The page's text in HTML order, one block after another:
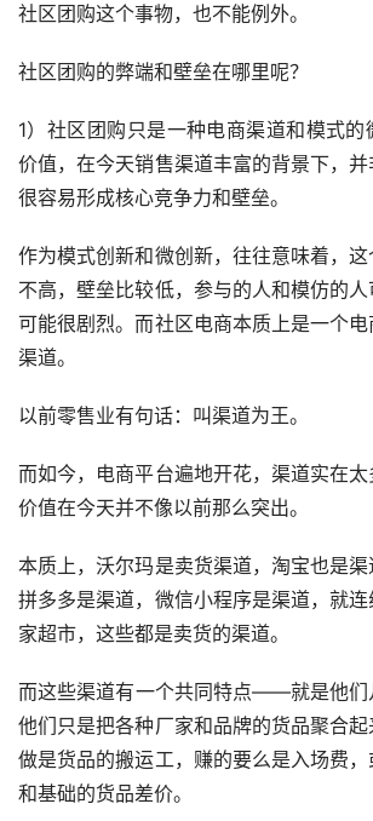
社区团购这个事物，也不能例外。
社区团购的弊端和壁垒在哪里呢？
1）社区团购只是一种电商渠道和模式
价值，在今天销售渠道丰富的背景下，
很容易形成核心竞争力和壁垒。
作为模式创新和微创新，往往意味着，
不高，壁垒比较低，参与的人和模仿的
可能很剧烈。而社区电商本质上是一个
渠道。
以前零售业有句话：叫渠道为王。
而如今，电商平台遍地开花，渠道实在
价值在今天并不像以前那么突出。
本质上，沃尔玛是卖货渠道，淘宝也是渠
拼多多是渠道，微信小程序是渠道，就
家超市，这些都是卖货的渠道。
而这些渠道有一个共同特点——就是他们
他们只是把各种厂家和品牌的货品聚合
做是货品的搬运工，赚的要么是入场费
和基础的货品差价。